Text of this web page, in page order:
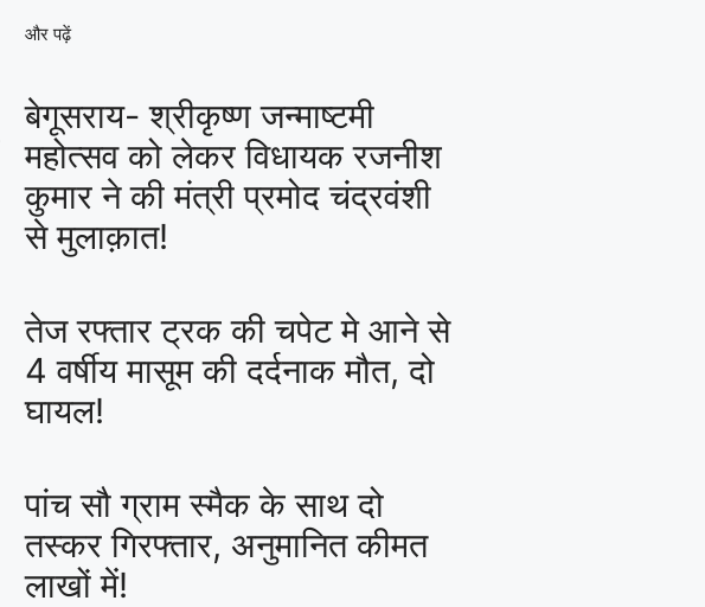
और पढ़ें
बेगूसराय- श्रीकृष्ण जन्माष्टमी
महोत्सव को लेकर विधायक रजनीश
कुमार ने की मंत्री प्रमोद चंद्रवंशी
से मुलाक़ात!
तेज रफ्तार ट्रक की चपेट मे आने से
4 वर्षीय मासूम की दर्दनाक मौत, दो
घायल!
पांच सौ ग्राम स्मैक के साथ दो
तस्कर गिरफ्तार, अनुमानित कीमत
लाखों में!